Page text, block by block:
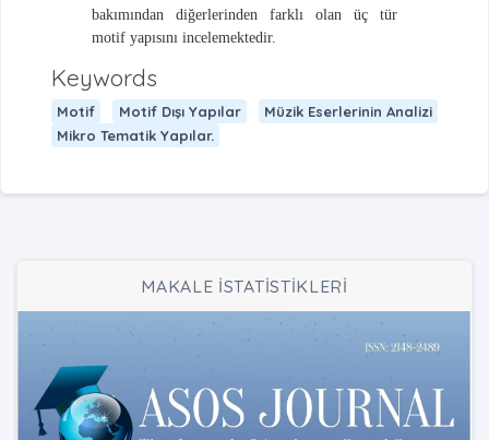
bakımından diğerlerinden farklı olan üç tür
motif yapısını incelemektedir.
Keywords
Motif Motif Dışı Yapılar
Müzik Eserlerinin Analizi
Mikro Tematik Yapılar.
MAKALE İSTATİSTİKLERİ